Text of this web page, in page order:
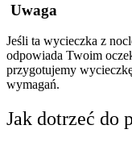
Uwaga
Jeśli ta wycieczka z
odpowiada Twoim
przygotujemy
wymagań.
Jak dotrzeć do